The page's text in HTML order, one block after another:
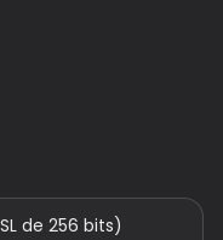
de 256 bits)